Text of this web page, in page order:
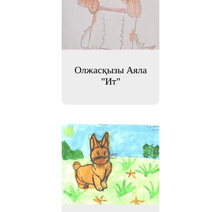
Олжасқызы Аяла
"Ит"